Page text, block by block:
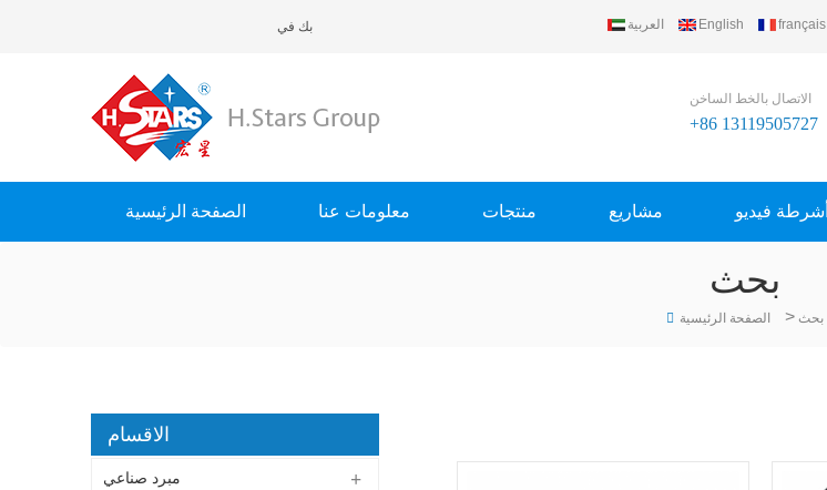
مرحبا بك في H.Stars (Guangzhou) Refrigerating Equipment Group Ltd..
العربية English français
الاتصال بالخط الساخن
+86 13119505727
الصفحة الرئيسية معلومات عنا منتجات مشاريع أشرطة فيديو
بحث
الصفحة الرئيسية > بحث
الاقسام
مبرد صناعي